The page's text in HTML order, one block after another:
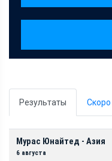
Результаты Скоро
Мурас Юнайтед - Азия
6 августа